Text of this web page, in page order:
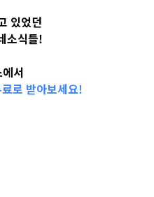
있었던
소식들!
서
로 받아보세요!